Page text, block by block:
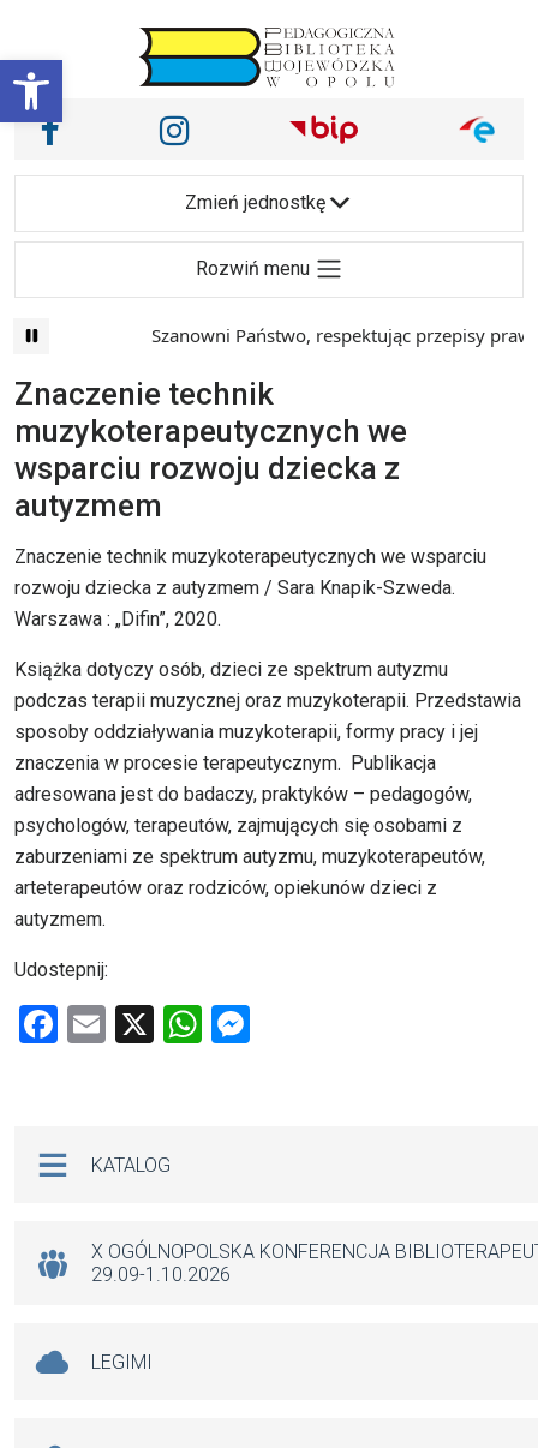
Otwórz pasek narzędzi
Main Navigation
Nasze media społecznościowe i inne
Facebook Instagram
Zmień jednostkę
Rozwiń menu
Szanowni Państwo, respektując przepisy
Znaczenie technik
muzykoterapeutycznych we
wsparciu rozwoju dziecka z
autyzmem
Znaczenie technik muzykoterapeutycznych we wsparciu
rozwoju dziecka z autyzmem / Sara Knapik-Szweda.
Warszawa : „Difin”, 2020.
Książka dotyczy osób, dzieci ze spektrum autyzmu
podczas terapii muzycznej oraz muzykoterapii. Przedstawia
sposoby oddziaływania muzykoterapii, formy pracy i jej
znaczenia w procesie terapeutycznym. Publikacja
adresowana jest do badaczy, praktyków – pedagogów,
psychologów, terapeutów, zajmujących się osobami z
zaburzeniami ze spektrum autyzmu, muzykoterapeutów,
arteterapeutów oraz rodziców, opiekunów dzieci z
autyzmem.
Udostepnij:
F
o
k
E
X
W
p
KATALOG
X OGÓLNOPOLSKA KONFERENCJA
29.09-1.10.2026
LEGIMI